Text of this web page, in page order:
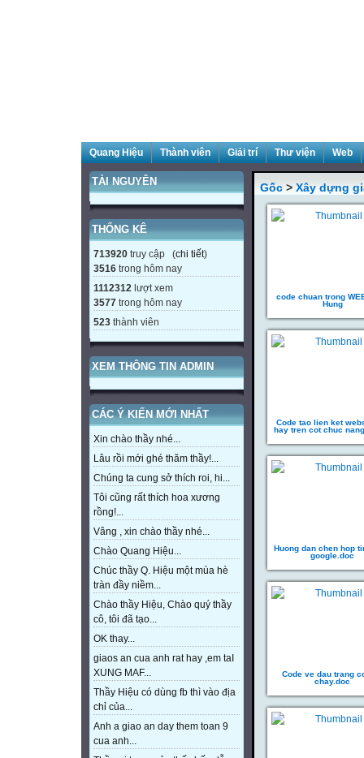
Quang Hiệu Thành viên Giải trí Thư viện Web
TÀI NGUYÊN
THỐNG KÊ
713920 truy cập (chi tiết)
3516 trong hôm nay
1112312 lượt xem
3577 trong hôm nay
523 thành viên
XEM THÔNG TIN ADMIN
CÁC Ý KIẾN MỚI NHẤT
Xin chào thầy nhé...
Lâu rồi mới ghé thăm thầy!...
Chúng ta cung sở thích roi, hi...
Tôi cũng rất thích hoa xương
rồng!...
Vâng , xin chào thầy nhé...
Chào Quang Hiệu...
Chúc thầy Q. Hiệu một mùa hè
tràn đầy niềm...
Chào thầy Hiệu, Chào quý thầy
cô, tôi đã tạo...
OK thay...
giaos an cua anh rat hay ,em taI
XUNG MAF...
Thầy Hiệu có dùng fb thì vào địa
chỉ của...
Anh a giao an day them toan 9
cua anh...
Gốc > Xây dựng
code chuan trong
Hung
Code tao lien ket
hay tren cot chuc
Huong dan chen hop
google.doc
Code ve dau trang
chay.doc